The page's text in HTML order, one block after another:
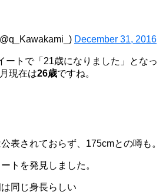
December 31, 2016
ートで「21歳になりました」となっ
現在は26歳ですね。
表されておらず、175cmとの噂も。
トを発見しました。
同じ身長らしい